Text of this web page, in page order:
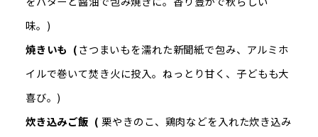
味。)
焼きいも (さつまいもを濡れた新聞紙で包み、アルミホ
イルで巻いて焚き火に投入。ねっとり甘く、子どもも大
喜び。)
炊き込みご飯 (栗やきのこ、鶏肉などを入れた炊き込み